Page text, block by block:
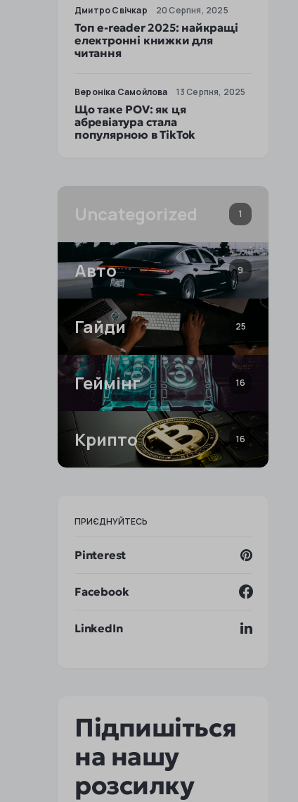
Дмитро Свічкар 20 Серпня, 2025
Топ e-reader 2025: найкращі
електронні книжки для
читання
Вероніка Самойлова 13 Серпня, 2025
Що таке POV: як ця
абревіатура стала
популярною в TikTok
Uncategorized 1
Авто 9
Гайди 25
Геймінг 16
Крипто 16
ПРИЄДНУЙТЕСЬ
Pinterest
Facebook
LinkedIn
Підпишіться
на нашу
розсилку